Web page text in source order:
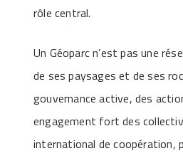
rôle central.
Un Géoparc n’est pas une
de ses paysages et de ses
gouvernance active, des
engagement fort des
international de coopération,